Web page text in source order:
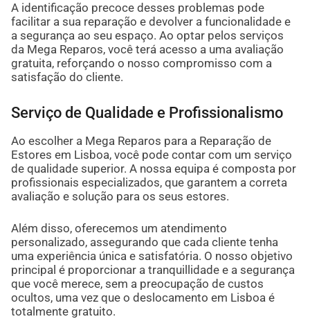
A identificação precoce desses problemas pode
facilitar a sua reparação e devolver a funcionalidade e
a segurança ao seu espaço. Ao optar pelos serviços
da Mega Reparos, você terá acesso a uma avaliação
gratuita, reforçando o nosso compromisso com a
satisfação do cliente.
Serviço de Qualidade e Profissionalismo
Ao escolher a Mega Reparos para a Reparação de
Estores em Lisboa, você pode contar com um serviço
de qualidade superior. A nossa equipa é composta por
profissionais especializados, que garantem a correta
avaliação e solução para os seus estores.
Além disso, oferecemos um atendimento
personalizado, assegurando que cada cliente tenha
uma experiência única e satisfatória. O nosso objetivo
principal é proporcionar a tranquillidade e a segurança
que você merece, sem a preocupação de custos
ocultos, uma vez que o deslocamento em Lisboa é
totalmente gratuito.